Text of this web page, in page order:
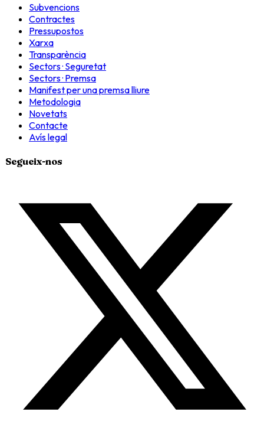
Subvencions
Contractes
Pressupostos
Xarxa
Transparència
Sectors · Seguretat
Sectors · Premsa
Manifest per una premsa lliure
Metodologia
Novetats
Contacte
Avís legal
Segueix-nos